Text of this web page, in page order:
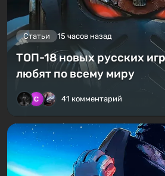
Статьи 15 часов назад
ТОП-18 новых русских
любят по всему миру
41 комментарий